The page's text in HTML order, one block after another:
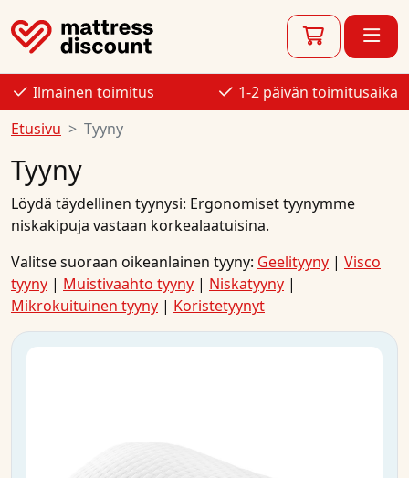
Ilmainen toimitus
1-2 päivän toimitusaika
Etusivu
Tyyny
Tyyny
Löydä täydellinen tyynysi: Ergonomiset tyynymme
niskakipuja vastaan ​​korkealaatuisina.
Valitse suoraan oikeanlainen tyyny: Geelityyny | Visco
tyyny | Muistivaahto tyyny | Niskatyyny |
Mikrokuituinen tyyny | Koristetyynyt